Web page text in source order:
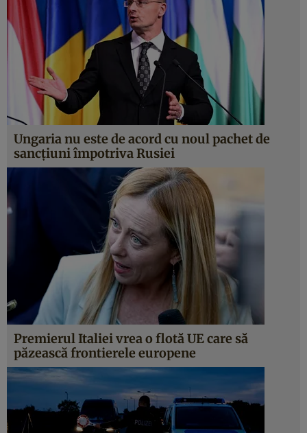
Ungaria nu este de acord cu noul pachet de
sancțiuni împotriva Rusiei
Premierul Italiei vrea o flotă UE care să
păzească frontierele europene